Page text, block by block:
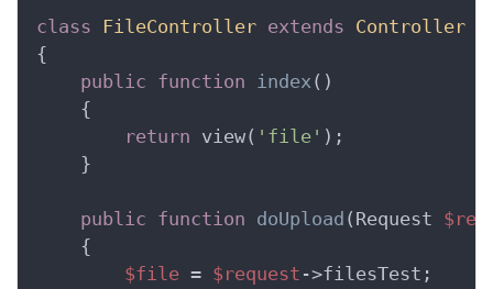
class FileController extends Controller
{
public function index()
    {
return view( 'file' );
    }
public function doUpload (Request
    {
$file = $request ->filesTest;